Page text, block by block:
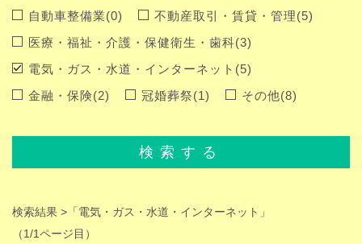
自動車整備業(0)
不動産取引・賃貸・管理(5)
医療・福祉・介護・保健衛生・歯科(3)
電気・ガス・水道・インターネット(5)
金融・保険(2)
冠婚葬祭(1) その他(8)
検索する
検索結果 > 「電気・ガス・水道・インターネット」
（1/1ページ目）